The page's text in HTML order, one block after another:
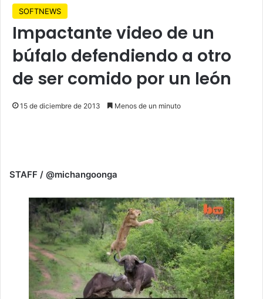
SOFTNEWS
Impactante video de un
búfalo defendiendo a otro
de ser comido por un león
15 de diciembre de 2013 Menos de un minuto
STAFF / @michangoonga